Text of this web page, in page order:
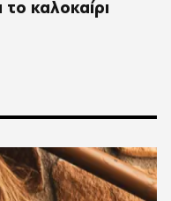
καλοκαίρι